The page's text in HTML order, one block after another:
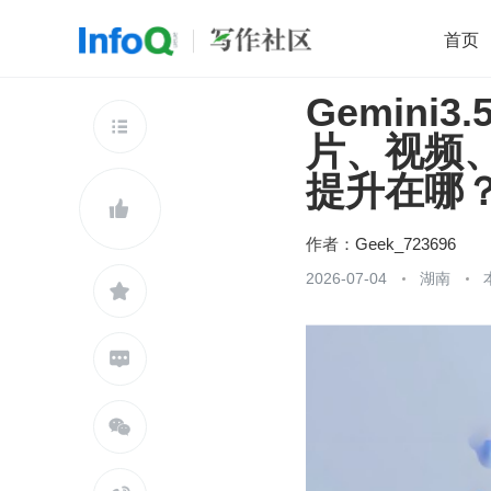
首页
开源 架构
团队管理
查看更多





片、视频
提升在哪
作者： Geek_723696
2026-07-04 湖南